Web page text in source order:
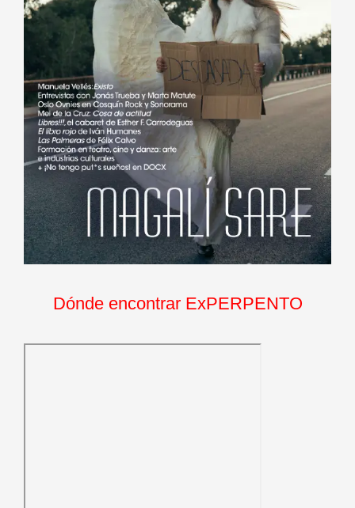
Dónde encontrar ExPERPENTO